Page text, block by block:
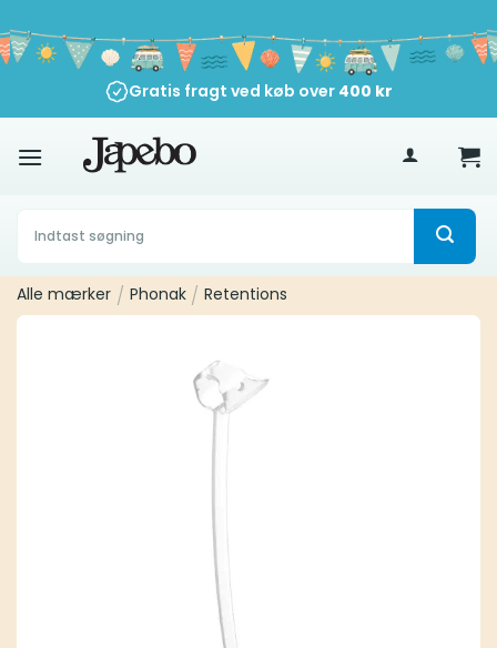
til
indhold
Gratis fragt ved køb over 400 kr
Søg
efter:
Alle mærker / Phonak / Retentions